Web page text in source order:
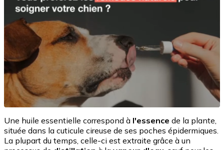
Une huile essentielle correspond à l'essence de la plante,
située dans la cuticule cireuse de ses poches épidermiques.
La plupart du temps, celle-ci est extraite grâce à un